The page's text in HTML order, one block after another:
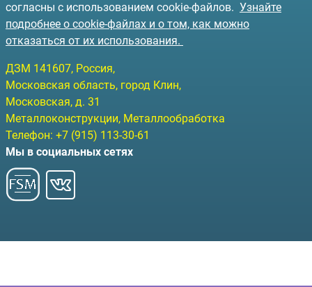
согласны с использованием cookie-файлов. Узнайте
подробнее о cookie-файлах и о том, как можно
отказаться от их использования.
ДЗМ 141607, Россия,
Московская область, город Клин,
Московская, д. 31
Металлоконструкции, Металлообработка
Телефон: +7 (915) 113-30-61
Мы в социальных сетях